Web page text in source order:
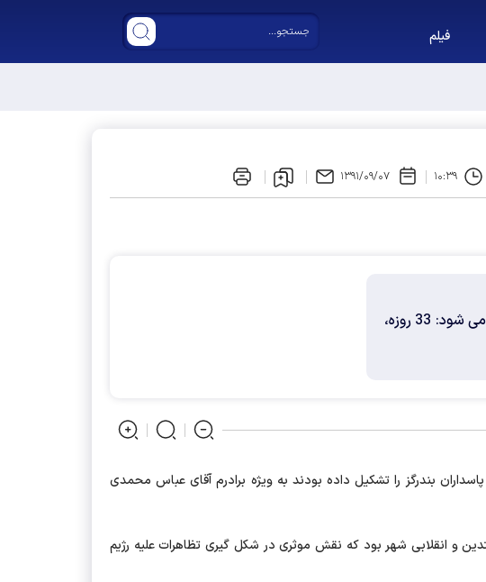
فیلم
و پردیس در مجلس دوازدهم
۱۰:۳۹ ۱۳۹۱/۰۹/۰۷
امروز بسیج نه یک آدرس که یک فرهنگ است. امروز بسیج در برند بین المللی آن به مقاومت تفسیر می شود: 33 روزه،
که سپاه پاسداران بندرگز را تشکیل داده بودند به ویژه برادرم آقای عباس محمدی
و انقلابی شهر بود که نقش موثری در شکل گیری تظاهرات علیه رژیم